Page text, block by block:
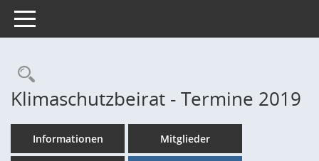
Toggle navigation
Rechercheauswahl
Klimaschutzbeirat - Termine 2019
Informationen Mitglieder